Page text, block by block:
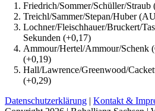
Friedrich/Sommer/Schüller/
Treichl/Sammer/Stepan/Huber
Lochner/Fleischhauer/Bruckert/
Sekunden (+0,17)
Ammour/Hertel/Ammour/Schenk
(+0,19)
Hall/Lawrence/Greenwood/
(+0,29)
Datenschutzerklärung | Kontakt &